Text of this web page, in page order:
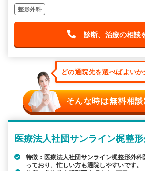
整形外科
診断、治療の相談
どの通院先を選べばよい
そんな時は無料相
医療法人社団サンライン梶整
特徴：医療法人社団サンライン梶整形外
っており、忙しい方も通院しやすいです。